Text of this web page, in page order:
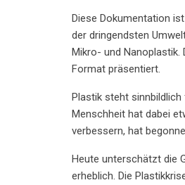
Diese Dokumentation
der dringendsten
Mikro- und Nanoplastik.
Format präsentiert.
Plastik steht
Menschheit hat dabei
verbessern, hat
Heute unterschätzt die
erheblich. Die